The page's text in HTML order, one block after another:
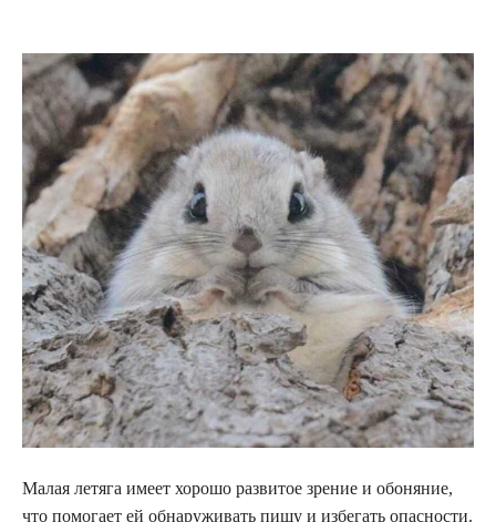
Малая летяга имеет хорошо развитое зрение и обоняние,
что помогает ей обнаруживать пищу и избегать опасности.